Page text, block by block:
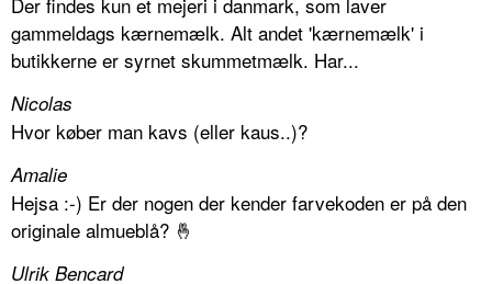
gammeldags kærnemælk. Alt andet 'kærnemælk' i
butikkerne er syrnet skummetmælk. Har...
Nicolas
Hvor køber man kavs (eller kaus..)?
Amalie
Hejsa :-) Er der nogen der kender farvekoden er på den
originale almueblå? 🤞
Ulrik Bencard